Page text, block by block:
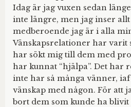
Idag är jag vuxen sedan
inte längre, men jag inser
medberoende jag är i alla
Vänskapsrelationer har varit
har sökt mig till dem med
har kunnat “hjälpa”. Det har
inte har så många vänner,
vänskap med någon. För att
bort dem som kunde ha